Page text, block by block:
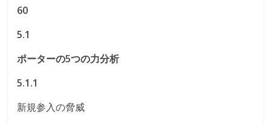
60
5.1
ポーターの5つの力分析
5.1.1
新規参入の脅威